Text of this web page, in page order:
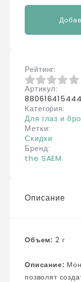
Рейтинг
0из 5
Артикул
Категория
Для глаз и
Метки
Скидки
Бренд
the SAEM
Описание
Объем: 2 г
Описание:
позволят